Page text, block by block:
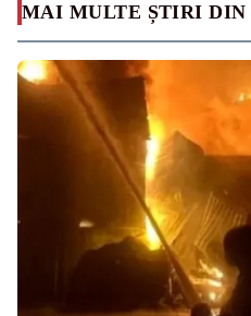
MAI MULTE ȘTIRI DIN